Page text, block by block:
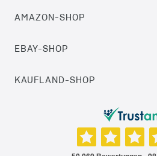
AMAZON-SHOP
EBAY-SHOP
KAUFLAND-SHOP